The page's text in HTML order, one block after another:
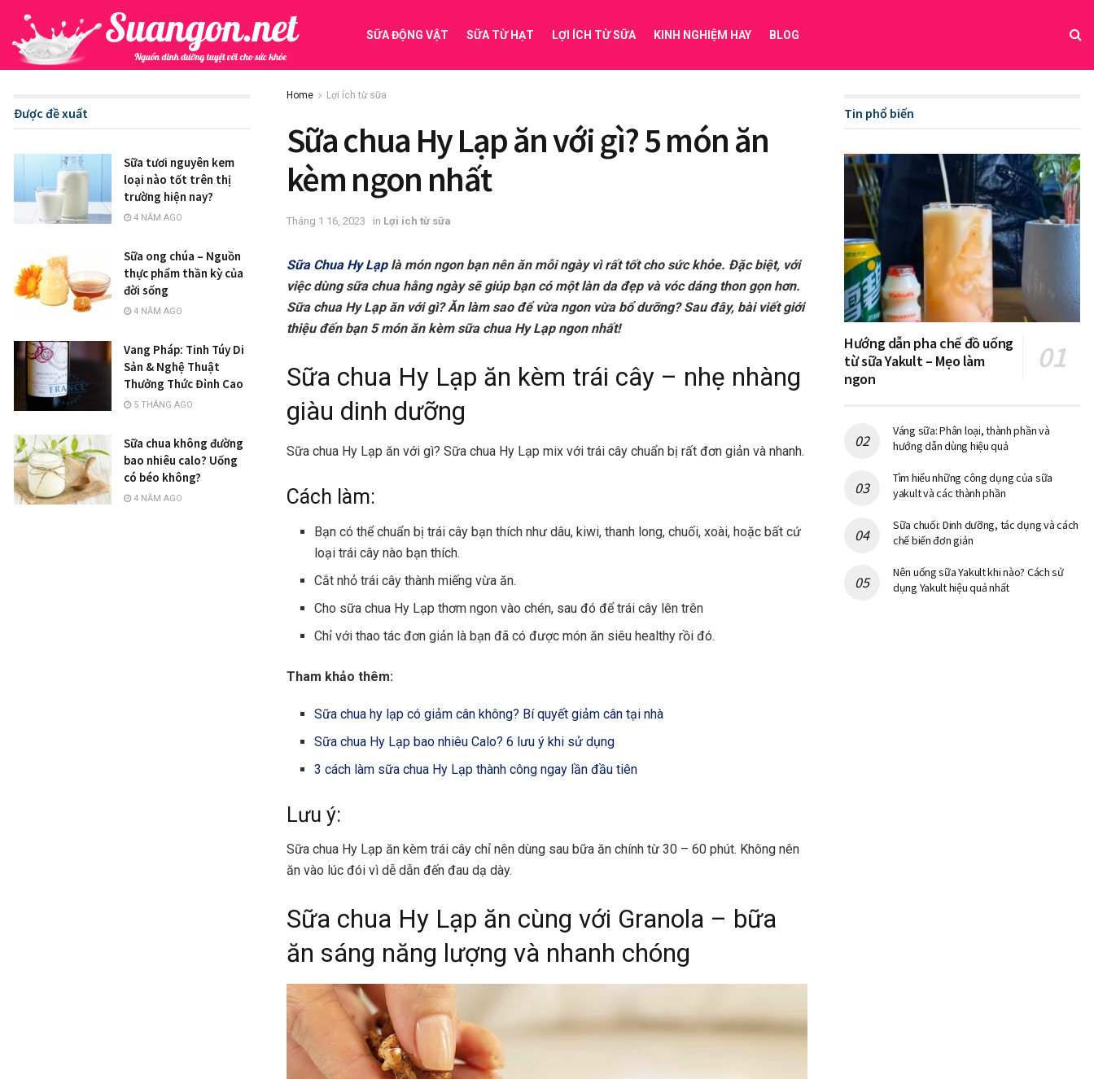
SỮA ĐỘNG VẬT SỮA TỪ HẠT LỢI ÍCH TỪ SỮA KINH NGHIỆM HAY BLOG
Home Lợi ích từ sữa
Sữa chua Hy Lạp ăn với gì? 5 món ăn
kèm ngon nhất
Tháng 1 16, 2023 in Lợi ích từ sữa
Sữa Chua Hy Lạplà món ngon bạn nên ăn mỗi ngày vì rất tốt cho sức khỏe. Đặc biệt, với
việc dùng sữa chua hằng ngày sẽ giúp bạn có một làn da đẹp và vóc dáng thon gọn hơn.
Sữa chua Hy Lạp ăn với gì? Ăn làm sao để vừa ngon vừa bổ dưỡng? Sau đây, bài viết giới
thiệu đến bạn 5 món ăn kèm sữa chua Hy Lạp ngon nhất!
Sữa chua Hy Lạp ăn kèm trái cây – nhẹ nhàng
giàu dinh dưỡng
Sữa chua Hy Lạp ăn với gì? Sữa chua Hy Lạp mix với trái cây chuẩn bị rất đơn giản và nhanh.
Cách làm:
Bạn có thể chuẩn bị trái cây bạn thích như dâu, kiwi, thanh long, chuối, xoài, hoặc bất cứ
loại trái cây nào bạn thích.
Cắt nhỏ trái cây thành miếng vừa ăn.
Cho sữa chua Hy Lạp thơm ngon vào chén, sau đó để trái cây lên trên
Chỉ với thao tác đơn giản là bạn đã có được món ăn siêu healthy rồi đó.
Tham khảo thêm:
Sữa chua hy lạp có giảm cân không? Bí quyết giảm cân tại nhà
Sữa chua Hy Lạp bao nhiêu Calo? 6 lưu ý khi sử dụng
3 cách làm sữa chua Hy Lạp thành công ngay lần đầu tiên
Lưu ý:
Sữa chua Hy Lạp ăn kèm trái cây chỉ nên dùng sau bữa ăn chính từ 30 – 60 phút. Không nên
ăn vào lúc đói vì dễ dẫn đến đau dạ dày.
Sữa chua Hy Lạp ăn cùng với Granola – bữa
ăn sáng năng lượng và nhanh chóng
Được đề xuất
Sữa tươi nguyên kem
loại nào tốt trên thị
trường hiện nay?
4 NĂM AGO
Sữa ong chúa – Nguồn
thực phẩm thần kỳ của
đời sống
4 NĂM AGO
Vang Pháp: Tinh Túy Di
Sản & Nghệ Thuật
Thưởng Thức Đỉnh Cao
5 THÁNG AGO
Sữa chua không đường
bao nhiêu calo? Uống
có béo không?
4 NĂM AGO
Tin phổ biến
Hướng dẫn pha chế đồ uống
từ sữa Yakult – Mẹo làm
ngon
Váng sữa: Phân loại, thành phần và
hướng dẫn dùng hiệu quả
Tìm hiểu những công dụng của sữa
yakult và các thành phần
Sữa chuối: Dinh dưỡng, tác dụng và cách
chế biến đơn giản
Nên uống sữa Yakult khi nào? Cách sử
dụng Yakult hiệu quả nhất